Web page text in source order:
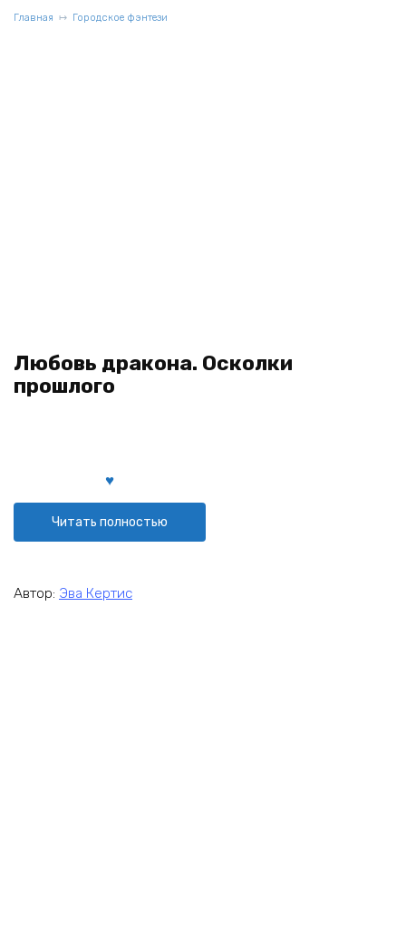
Главная Городское фэнтези
Любовь дракона. Осколки
прошлого
Читать полностью
Автор: Эва Кертис